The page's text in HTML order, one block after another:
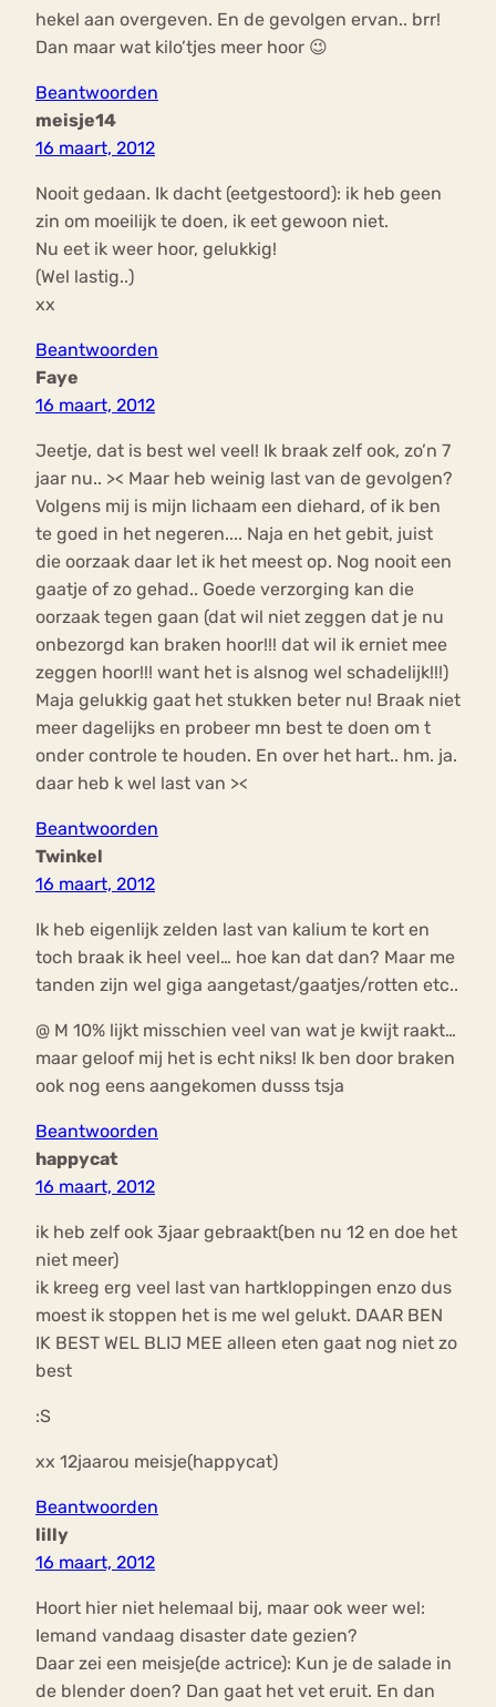
hekel aan overgeven. En de gevolgen ervan.. brr!
Dan maar wat kilo’tjes meer hoor 😉
Beantwoorden
meisje14
16 maart, 2012
Nooit gedaan. Ik dacht (eetgestoord): ik heb geen
zin om moeilijk te doen, ik eet gewoon niet.
Nu eet ik weer hoor, gelukkig!
(Wel lastig..)
xx
Beantwoorden
Faye
16 maart, 2012
Jeetje, dat is best wel veel! Ik braak zelf ook, zo’n 7
jaar nu.. >< Maar heb weinig last van de gevolgen?
Volgens mij is mijn lichaam een diehard, of ik ben
te goed in het negeren.... Naja en het gebit, juist
die oorzaak daar let ik het meest op. Nog nooit een
gaatje of zo gehad.. Goede verzorging kan die
oorzaak tegen gaan (dat wil niet zeggen dat je nu
onbezorgd kan braken hoor!!! dat wil ik erniet mee
zeggen hoor!!! want het is alsnog wel schadelijk!!!)
Maja gelukkig gaat het stukken beter nu! Braak niet
meer dagelijks en probeer mn best te doen om t
onder controle te houden. En over het hart.. hm. ja.
daar heb k wel last van ><
Beantwoorden
Twinkel
16 maart, 2012
Ik heb eigenlijk zelden last van kalium te kort en
toch braak ik heel veel… hoe kan dat dan? Maar me
tanden zijn wel giga aangetast/gaatjes/rotten etc..
@ M 10% lijkt misschien veel van wat je kwijt raakt…
maar geloof mij het is echt niks! Ik ben door braken
ook nog eens aangekomen dusss tsja
Beantwoorden
happycat
16 maart, 2012
ik heb zelf ook 3jaar gebraakt(ben nu 12 en doe het
niet meer)
ik kreeg erg veel last van hartkloppingen enzo dus
moest ik stoppen het is me wel gelukt. DAAR BEN
IK BEST WEL BLIJ MEE alleen eten gaat nog niet zo
best
:S
xx 12jaarou meisje(happycat)
Beantwoorden
lilly
16 maart, 2012
Hoort hier niet helemaal bij, maar ook weer wel:
Iemand vandaag disaster date gezien?
Daar zei een meisje(de actrice): Kun je de salade in
de blender doen? Dan gaat het vet eruit. En dan